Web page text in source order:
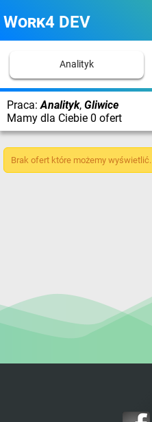
Work4 DEV
Analityk
Praca: Analityk, Gliwice
Mamy dla Ciebie 0 ofert
Brak ofert które możemy wyświetlić.